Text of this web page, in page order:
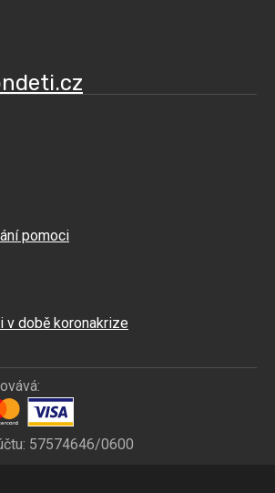
pomoci
v době koronakrize
57574646/0600